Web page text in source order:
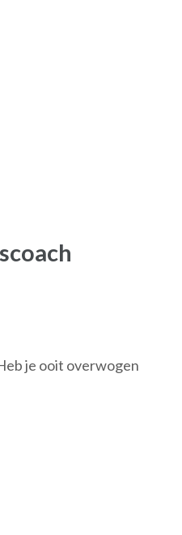
je ooit overwogen